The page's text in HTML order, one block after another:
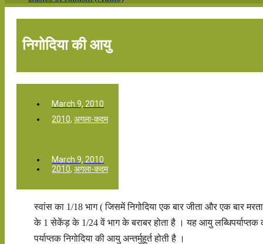
निगोदिया की आयु
March 9, 2010
2010, अगला-कदम
March 9, 2010
2010, अगला-कदम
स्वांस का 1/18 भाग ( जिसमें निगोदिया एक बार जीता और एक बार
के 1 सेकेंड़ के 1/24 वें भाग के बराबर होता है । यह आयु लब्धिपर्याप्तक
पर्याप्तक निगोदिया की आयु अन्तर्मुहूर्त होती है ।